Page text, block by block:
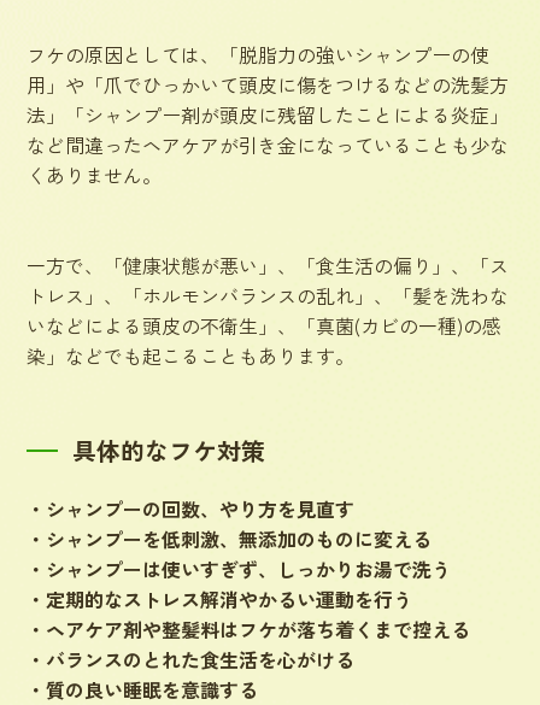
フケの原因としては、「脱脂力の強いシャンプーの使
用」や「爪でひっかいて頭皮に傷をつけるなどの洗髪方
法」「シャンプー剤が頭皮に残留したことによる炎症」
など間違ったヘアケアが引き金になっていることも少な
くありません。
一方で、「健康状態が悪い」、「食生活の偏り」、「ス
トレス」、「ホルモンバランスの乱れ」、「髪を洗わな
いなどによる頭皮の不衛生」、「真菌(カビの一種)の感
染」などでも起こることもあります。
具体的なフケ対策
・シャンプーの回数、やり方を見直す
・シャンプーを低刺激、無添加のものに変える
・シャンプーは使いすぎず、しっかりお湯で洗う
・定期的なストレス解消やかるい運動を行う
・ヘアケア剤や整髪料はフケが落ち着くまで控える
・バランスのとれた食生活を心がける
・質の良い睡眠を意識する